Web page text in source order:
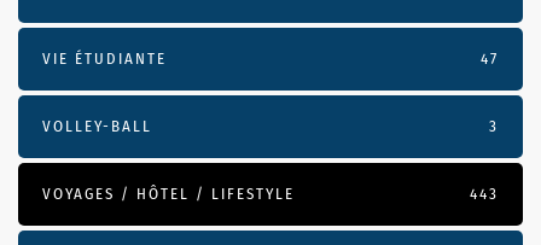
VIE ÉTUDIANTE 47
VOLLEY-BALL 3
VOYAGES / HÔTEL / LIFESTYLE 443